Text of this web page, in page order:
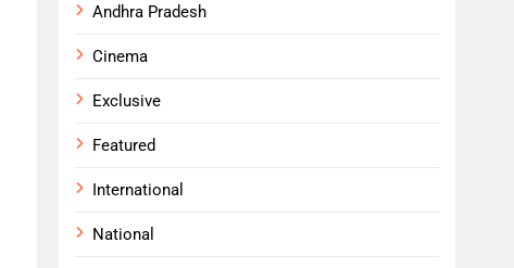
Andhra Pradesh
Cinema
Exclusive
Featured
International
National